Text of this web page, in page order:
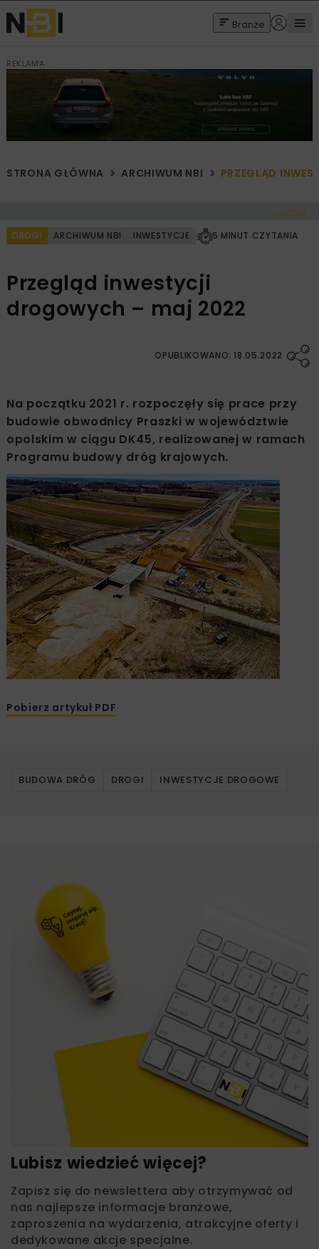
Branże
REKLAMA
STRONA GŁÓWNA ARCHIWUM NBI PRZEGLĄD
< Cofnij
DROGI ARCHIWUM NBI INWESTYCJE 5 MINUT CZYTANIA
Przegląd inwestycji
drogowych – maj 2022
OPUBLIKOWANO: 18.05.2022
Na początku 2021 r. rozpoczęły się prace przy
budowie obwodnicy Praszki w województwie
opolskim w ciągu DK45, realizowanej w ramach
Programu budowy dróg krajowych.
Pobierz artykuł PDF
BUDOWA DRÓG DROGI INWESTYCJE DROGOWE
Lubisz wiedzieć więcej?
Zapisz się do newslettera aby otrzymywać od
nas najlepsze informacje branżowe,
zaproszenia na wydarzenia, atrakcyjne oferty i
dedykowane akcje specjalne.